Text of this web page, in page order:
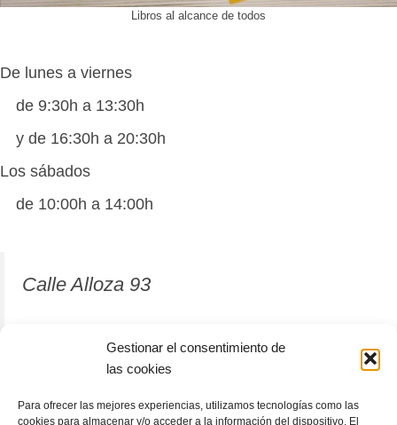
Gestionar el consentimiento de
las cookies
Para ofrecer las mejores experiencias, utilizamos tecnologías como las
cookies para almacenar y/o acceder a la información del dispositivo. El
Libros al alcance de todos
De lunes a viernes
de 9:30h a 13:30h
y de 16:30h a 20:30h
Los sábados
de 10:00h a 14:00h
Calle Alloza 93
12001 Castellón de la Plana
964 81 37 63